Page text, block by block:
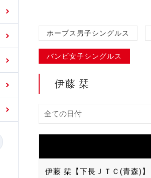
強化スタッフ
委員会
指導者養成委員会
スポーツ医・科学委員会
事業計画・事業報告
財務諸表等
審判員ネームプレート制作
申込
ホープス男子シングルス
バンビ女子シングルス
伊藤 栞
伊藤 栞【下長ＪＴＣ(青森)】